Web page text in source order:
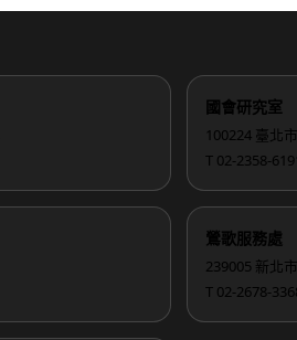
國會研究室
100224 臺北
T 02-2358-
鶯歌服務處
239005 新北
T 02-2678-